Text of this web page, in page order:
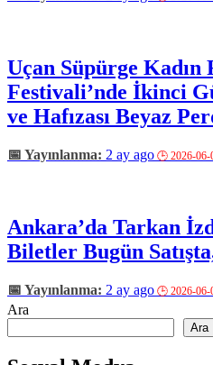
Uçan Süpürge
Festivali’nde İkinci
ve Hafızası Beyaz
2 ay ago
Ankara’da Tarkan
Biletler Bugün
2 ay ago
Ara
Ara